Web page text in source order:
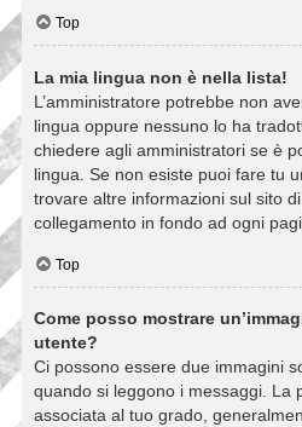
Top
La mia lingua non è nella lista!
L’amministratore potrebbe non
lingua oppure nessuno lo ha
chiedere agli amministratori se è
lingua. Se non esiste puoi fare tu
trovare altre informazioni sul sito
collegamento in fondo ad ogni
Top
Come posso mostrare
utente?
Ci possono essere due immagini
quando si leggono i messaggi. La
associata al tuo grado,